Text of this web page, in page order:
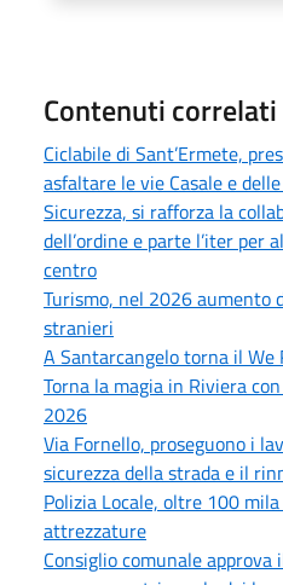
Contenuti correlati
Ciclabile di Sant’Ermete,
asfaltare le vie Casale e
Sicurezza, si rafforza la
dell’ordine e parte l’iter per
centro
Turismo, nel 2026 aumento
stranieri
A Santarcangelo torna il We
Torna la magia in Riviera
2026
Via Fornello, proseguono i
sicurezza della strada e il
Polizia Locale, oltre 100
attrezzature
Consiglio comunale